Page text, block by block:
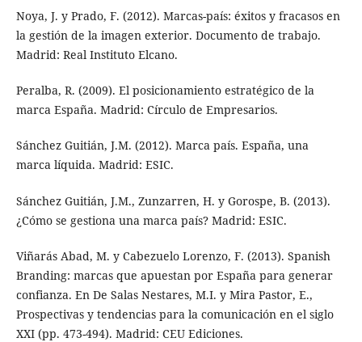
Noya, J. y Prado, F. (2012). Marcas-país: éxitos y fracasos en
la gestión de la imagen exterior. Documento de trabajo.
Madrid: Real Instituto Elcano.
Peralba, R. (2009). El posicionamiento estratégico de la
marca España. Madrid: Círculo de Empresarios.
Sánchez Guitián, J.M. (2012). Marca país. España, una
marca líquida. Madrid: ESIC.
Sánchez Guitián, J.M., Zunzarren, H. y Gorospe, B. (2013).
¿Cómo se gestiona una marca país? Madrid: ESIC.
Viñarás Abad, M. y Cabezuelo Lorenzo, F. (2013). Spanish
Branding: marcas que apuestan por España para generar
confianza. En De Salas Nestares, M.I. y Mira Pastor, E.,
Prospectivas y tendencias para la comunicación en el siglo
XXI (pp. 473-494). Madrid: CEU Ediciones.